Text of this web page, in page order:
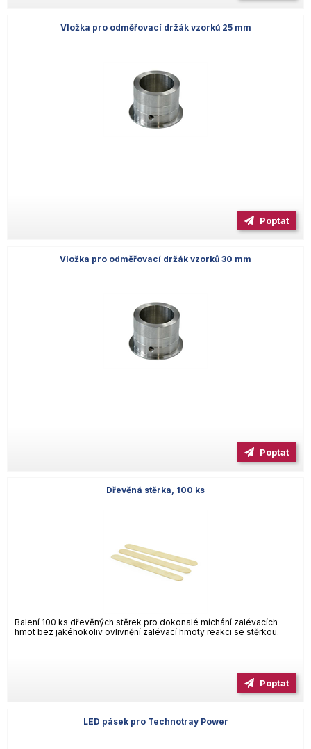
Vložka pro odměřovací držák vzorků 25 mm
Poptat
Vložka pro odměřovací držák vzorků 30 mm
Poptat
Dřevěná stěrka, 100 ks
Balení 100 ks dřevěných stěrek pro dokonalé míchání zalévacích
hmot bez jakéhokoliv ovlivnění zalévací hmoty reakci se stěrkou.
Poptat
LED pásek pro Technotray Power